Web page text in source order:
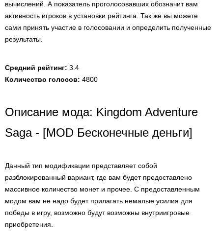
вычислений. А показатель проголосовавших обозначит вам
активность игроков в установки рейтинга. Так же вы можете
сами принять участие в голосовании и определить полученные
результаты.
Средний рейтинг: 3.4
Количество голосов: 4800
Описание мода: Kingdom Adventure
Saga - [MOD Бесконечные деньги]
Данный тип модификации представляет собой
разблокированный вариант, где вам будет предоставлено
массивное количество монет и прочее. С предоставленным
модом вам не надо будет прилагать немалые усилия для
победы в игру, возможно будут возможны внутриигровые
приобретения.